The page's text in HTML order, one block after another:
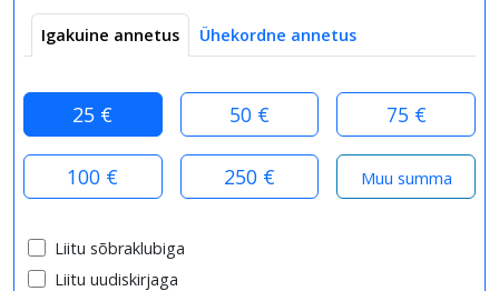
Igakuine annetus Ühekordne annetus
25 € 50 € 75 €
100 € 250 €
Liitu sõbraklubiga
Liitu uudiskirjaga